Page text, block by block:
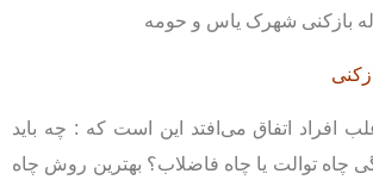
بازکنی شهرک یاس و حومه
افراد اتفاق می‌افتد این است که : چه باید
چاه توالت یا چاه فاضلاب؟ بهترین روش چاه